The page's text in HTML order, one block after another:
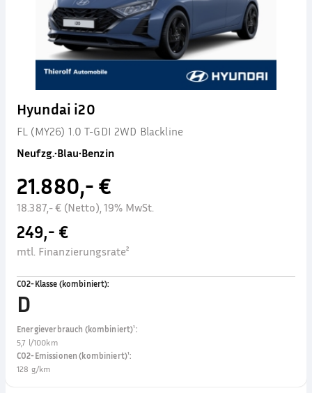
Hyundai i20
FL (MY26) 1.0 T-GDI 2WD Blackline
Neufzg.•Blau•Benzin
21.880,- €
18.387,- € (Netto), 19% MwSt.
249,- €
mtl. Finanzierungsrate²
CO2-Klasse (kombiniert):
D
Energieverbrauch (kombiniert)¹:
5,7 l/100km
CO2-Emissionen (kombiniert)¹:
128 g/km